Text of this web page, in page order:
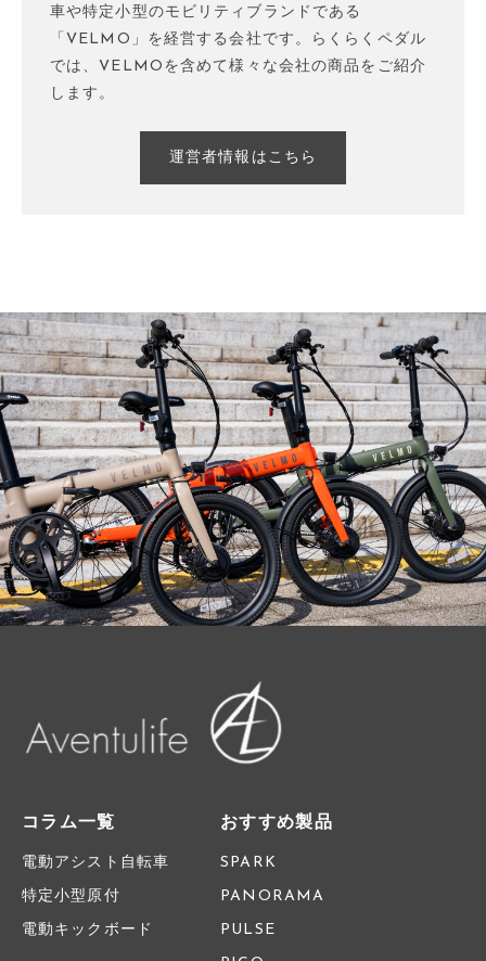
車や特定小型のモビリティブランドである
「VELMO」を経営する会社です。らくらくペダル
では、VELMOを含めて様々な会社の商品をご紹介
します。
運営者情報はこちら
コラム一覧
電動アシスト自転車
特定小型原付
電動キックボード
おすすめ製品
SPARK
PANORAMA
PULSE